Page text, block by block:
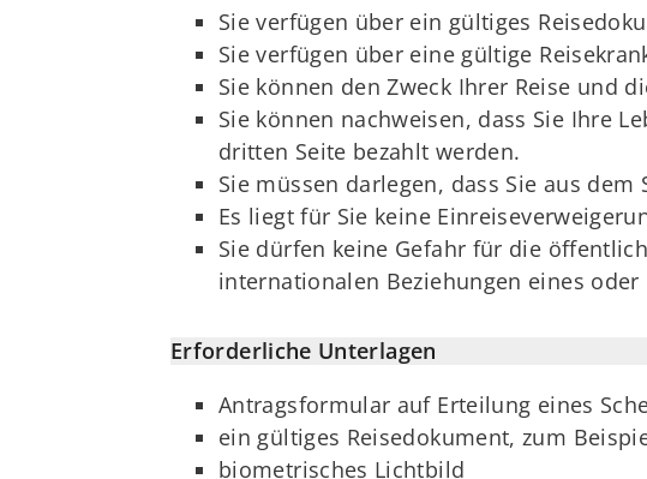
Sie verfügen über ein gültiges
Sie verfügen über eine gültige
Sie können den Zweck Ihrer Reise und
Sie können nachweisen, dass Sie Ihre
dritten Seite bezahlt werden.
Sie müssen darlegen, dass Sie aus
Es liegt für Sie keine
Sie dürfen keine Gefahr für die
internationalen Beziehungen eines
Erforderliche Unterlagen
Antragsformular auf Erteilung eines
ein gültiges Reisedokument, zum
biometrisches Lichtbild